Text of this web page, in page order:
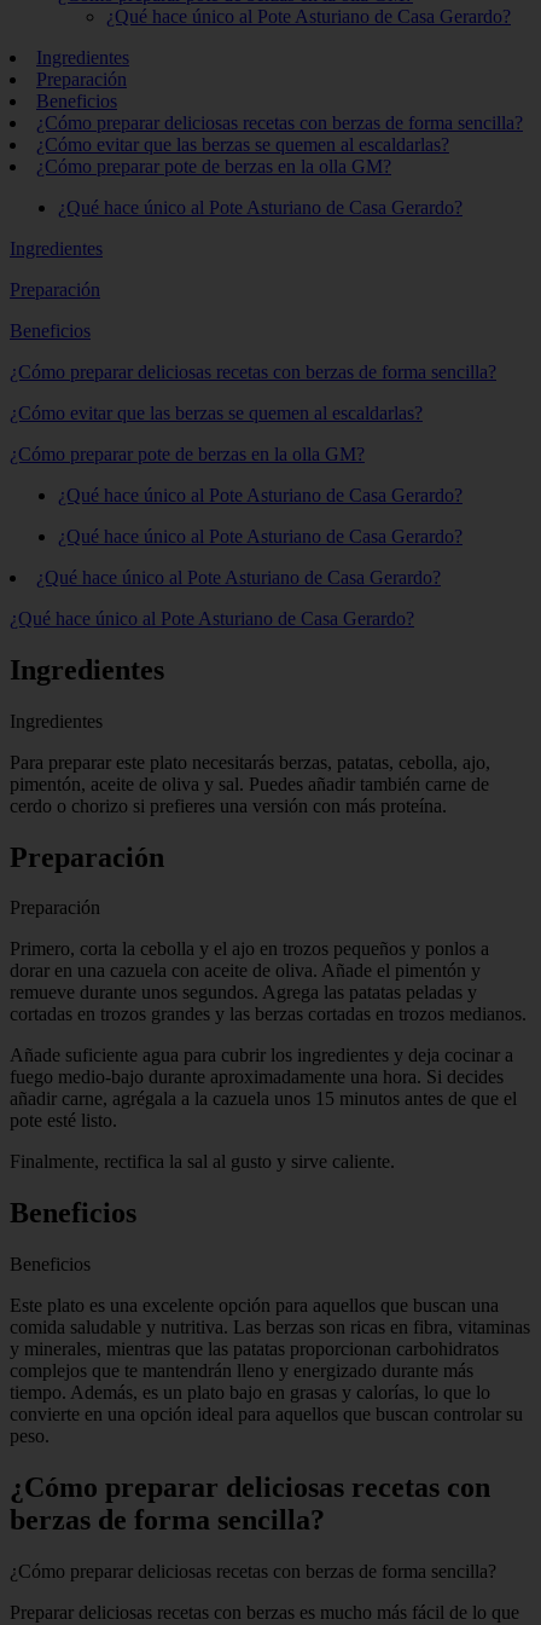
¿Qué hace único al Pote Asturiano de Casa Gerardo?
Ingredientes
Preparación
Beneficios
¿Cómo preparar deliciosas recetas con berzas de forma sencilla?
¿Cómo evitar que las berzas se quemen al escaldarlas?
¿Cómo preparar pote de berzas en la olla GM?
¿Qué hace único al Pote Asturiano de Casa Gerardo?
Ingredientes
Preparación
Beneficios
¿Cómo preparar deliciosas recetas con berzas de forma sencilla?
¿Cómo evitar que las berzas se quemen al escaldarlas?
¿Cómo preparar pote de berzas en la olla GM?
¿Qué hace único al Pote Asturiano de Casa Gerardo?
¿Qué hace único al Pote Asturiano de Casa Gerardo?
¿Qué hace único al Pote Asturiano de Casa Gerardo?
¿Qué hace único al Pote Asturiano de Casa Gerardo?
Ingredientes
Ingredientes
Para preparar este plato necesitarás berzas, patatas, cebolla, ajo,
pimentón, aceite de oliva y sal. Puedes añadir también carne de
cerdo o chorizo si prefieres una versión con más proteína.
Preparación
Preparación
Primero, corta la cebolla y el ajo en trozos pequeños y ponlos a
dorar en una cazuela con aceite de oliva. Añade el pimentón y
remueve durante unos segundos. Agrega las patatas peladas y
cortadas en trozos grandes y las berzas cortadas en trozos medianos.
Añade suficiente agua para cubrir los ingredientes y deja cocinar a
fuego medio-bajo durante aproximadamente una hora. Si decides
añadir carne, agrégala a la cazuela unos 15 minutos antes de que el
pote esté listo.
Finalmente, rectifica la sal al gusto y sirve caliente.
Beneficios
Beneficios
Este plato es una excelente opción para aquellos que buscan una
comida saludable y nutritiva. Las berzas son ricas en fibra, vitaminas
y minerales, mientras que las patatas proporcionan carbohidratos
complejos que te mantendrán lleno y energizado durante más
tiempo. Además, es un plato bajo en grasas y calorías, lo que lo
convierte en una opción ideal para aquellos que buscan controlar su
peso.
¿Cómo preparar deliciosas recetas con
berzas de forma sencilla?
¿Cómo preparar deliciosas recetas con berzas de forma sencilla?
Preparar deliciosas recetas con berzas es mucho más fácil de lo que